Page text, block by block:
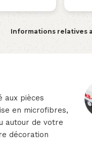
Informations relatives
aux pièces
en microfibres,
autour de votre
décoration